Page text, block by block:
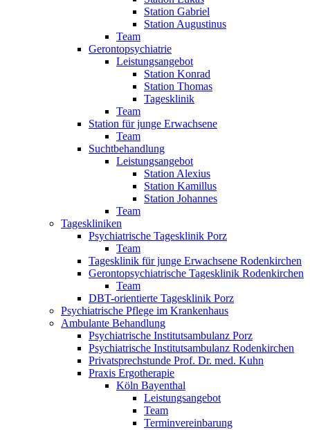
Station Gabriel
Station Augustinus
Team
Gerontopsychiatrie
Leistungsangebot
Station Konrad
Station Thomas
Tagesklinik
Team
Station für junge Erwachsene
Team
Suchtbehandlung
Leistungsangebot
Station Alexius
Station Kamillus
Station Johannes
Team
Tageskliniken
Psychiatrische Tagesklinik Porz
Team
Tagesklinik für junge Erwachsene Rodenkirchen
Gerontopsychiatrische Tagesklinik Rodenkirchen
Team
DBT-orientierte Tagesklinik Porz
Psychiatrische Pflege im Krankenhaus
Ambulante Behandlung
Psychiatrische Institutsambulanz Porz
Psychiatrische Institutsambulanz Rodenkirchen
Privatsprechstunde Prof. Dr. med. Kuhn
Praxis Ergotherapie
Köln Bayenthal
Leistungsangebot
Team
Terminvereinbarung